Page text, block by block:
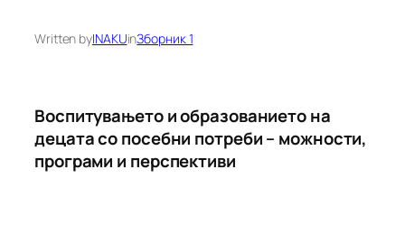
Written byINAKUinЗборник 1
Воспитувањето и образованието на
децата со посебни потреби – можности,
програми и перспективи